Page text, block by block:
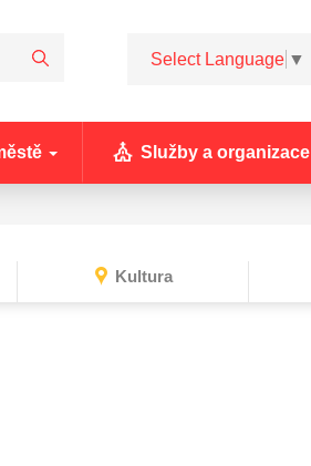
Select Language ▼
Služby a organizace
Kultura